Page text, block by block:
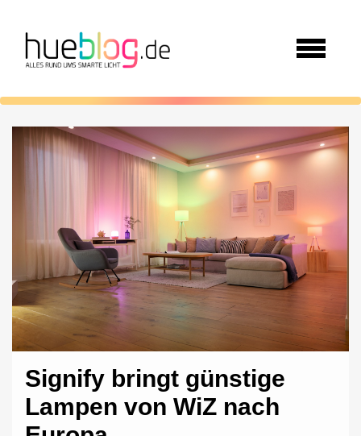
Signify bringt günstige
Lampen von WiZ nach